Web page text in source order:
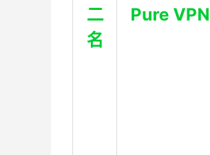
二
名
Pure VPN